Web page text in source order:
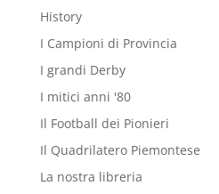
History
I Campioni di Provincia
I grandi Derby
I mitici anni '80
Il Football dei Pionieri
Il Quadrilatero Piemontese
La nostra libreria